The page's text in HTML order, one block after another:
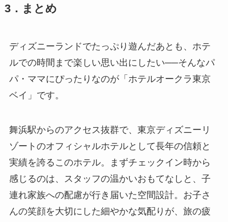
3．まとめ
ディズニーランドでたっぷり遊んだあとも、ホテ
ルでの時間まで楽しい思い出にしたい──そんなパ
パ・ママにぴったりなのが「ホテルオークラ東京
ベイ」です。
舞浜駅からのアクセス抜群で、東京ディズニーリ
ゾートのオフィシャルホテルとして長年の信頼と
実績を誇るこのホテル。まずチェックイン時から
感じるのは、スタッフの温かいおもてなしと、子
連れ家族への配慮が行き届いた空間設計。お子さ
んの笑顔を大切にした細やかな気配りが、旅の疲